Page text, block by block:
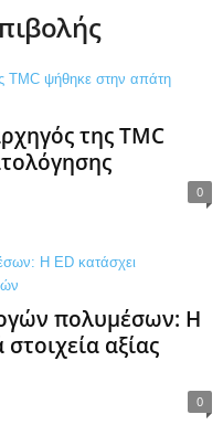
της TMC
0
πολυμέσων: Η
αξίας
0